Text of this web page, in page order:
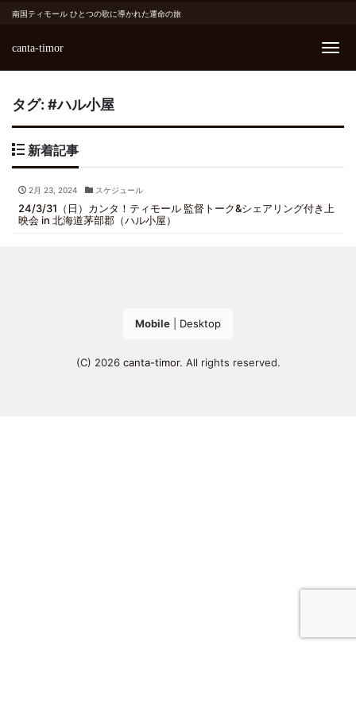
南国ティモール ひとつの歌に導かれた運命の旅
canta-timor
タグ: #ハル小屋
新着記事
2月 23, 2024 スケジュール
24/3/31（日）カンタ！ティモール 監督トーク&シェアリング付き上
映会 in 北海道茅部郡（ハル小屋）
Mobile Desktop
(C) 2026 canta-timor. All rights reserved.